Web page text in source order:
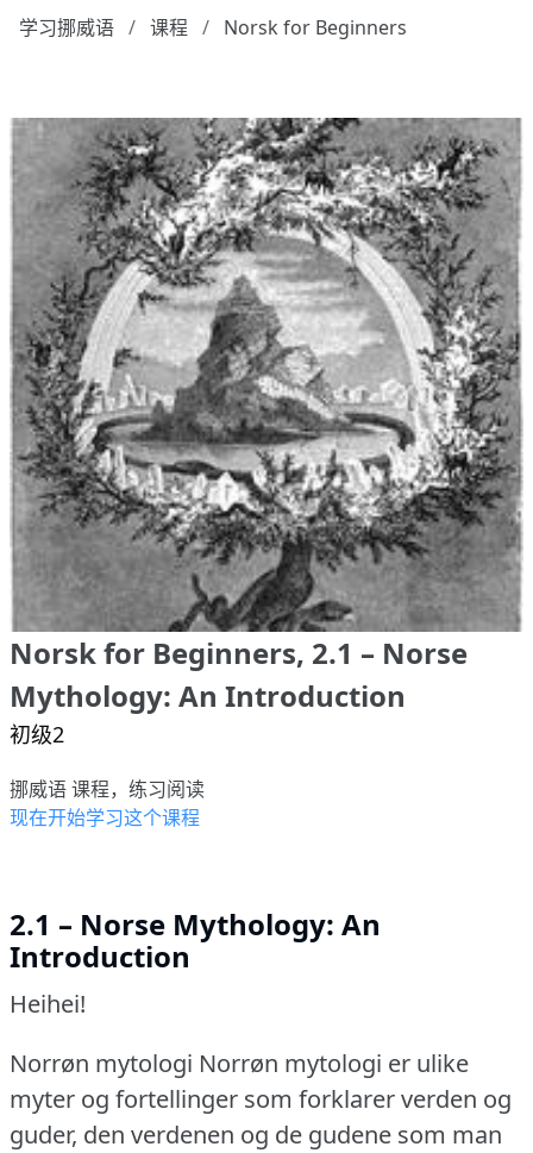
学习挪威语 课程 Norsk for Beginners
Norsk for Beginners, 2.1 – Norse
Mythology: An Introduction
初级2
挪威语 课程，练习阅读
现在开始学习这个课程
2.1 – Norse Mythology: An
Introduction
Heihei!
Norrøn mytologi Norrøn mytologi er ulike
myter og fortellinger som forklarer verden og
guder, den verdenen og de gudene som man